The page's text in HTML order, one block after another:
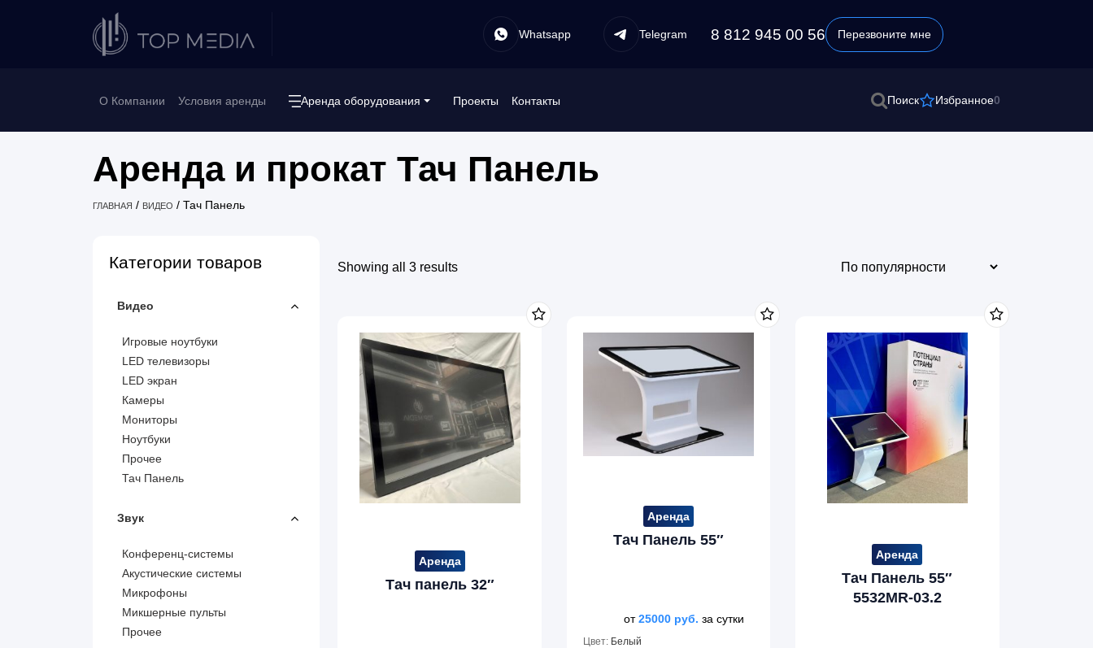
Whatsapp Telegram 8 812 945 00 56 Перезвоните мне
О Компании Условия аренды Аренда оборудования Проекты Контакты Поиск Избранное0
Аренда и прокат Тач Панель
ГЛАВНАЯ / ВИДЕО / Тач Панель
Категории товаров
Видео
Игровые ноутбуки
LED телевизоры
LED экран
Камеры
Мониторы
Ноутбуки
Прочее
Тач Панель
Звук
Конференц-системы
Акустические системы
Микрофоны
Микшерные пульты
Прочее
Showing all 3 results
Аренда
Тач панель 32″
Аренда
Тач Панель 55″
от25000 руб. за сутки
Цвет: Белый
Аренда
Тач Панель 55″
5532MR-03.2